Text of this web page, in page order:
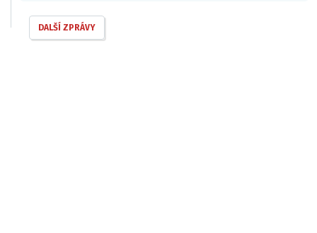
DALŠÍ ZPRÁVY